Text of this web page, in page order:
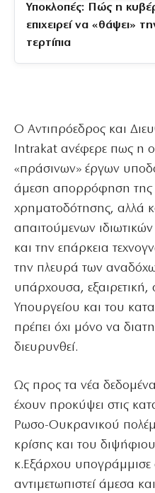
Υποκλοπές: Πώς η
επιχειρεί να «θάψει»
τερτίπια
Ο Αντιπρόεδρος και
Intrakat ανέφερε πως η
«πράσινων» έργων
άμεση απορρόφηση της
χρηματοδότησης, αλλά
απαιτούμενων
και την επάρκεια
την πλευρά των
υπάρχουσα, εξαιρετική,
Υπουργείου και του
πρέπει όχι μόνο να
διευρυνθεί.
Ως προς τα νέα δεδομένα
έχουν προκύψει στις
Ρωσο-Ουκρανικού
κρίσης και του
κ.Εξάρχου υπογράμμισε
αντιμετωπιστεί άμεσα